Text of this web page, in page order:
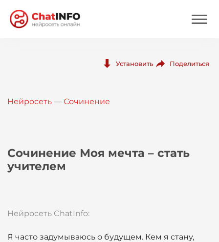
Вход
Установить Поделиться
Нейросеть — Сочинение
Сочинение Моя мечта – стать
учителем
Нейросеть ChatInfo:
Я часто задумываюсь о будущем. Кем я стану,